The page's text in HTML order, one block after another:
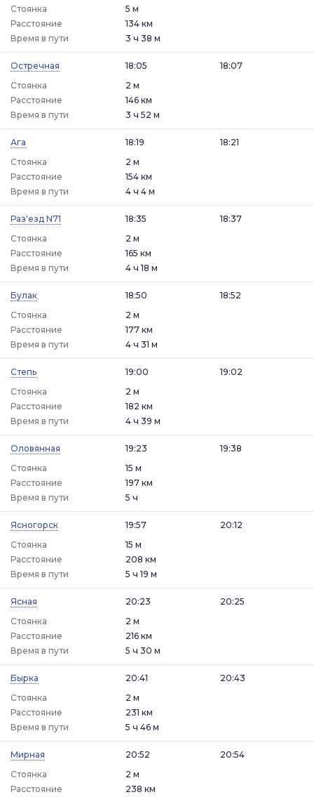
Стоянка
5 м
Расстояние
134 км
Время в пути
3 ч 38 м
Остречная
18:05
Стоянка
2 м
18:07
Расстояние
146 км
Время в пути
3 ч 52 м
Ага
18:19
Стоянка
2 м
18:21
Расстояние
154 км
Время в пути
4 ч 4 м
Раз'езд N71
18:35
Стоянка
2 м
18:37
Расстояние
165 км
Время в пути
4 ч 18 м
Булак
18:50
Стоянка
2 м
18:52
Расстояние
177 км
Время в пути
4 ч 31 м
Степь
19:00
Стоянка
2 м
19:02
Расстояние
182 км
Время в пути
4 ч 39 м
Оловянная
19:23
Стоянка
15 м
19:38
Расстояние
197 км
Время в пути
5 ч
Ясногорск
19:57
Стоянка
15 м
20:12
Расстояние
208 км
Время в пути
5 ч 19 м
Ясная
20:23
Стоянка
2 м
20:25
Расстояние
216 км
Время в пути
5 ч 30 м
Бырка
20:41
Стоянка
2 м
20:43
Расстояние
231 км
Время в пути
5 ч 46 м
Мирная
20:52
Стоянка
2 м
20:54
Расстояние 238 км